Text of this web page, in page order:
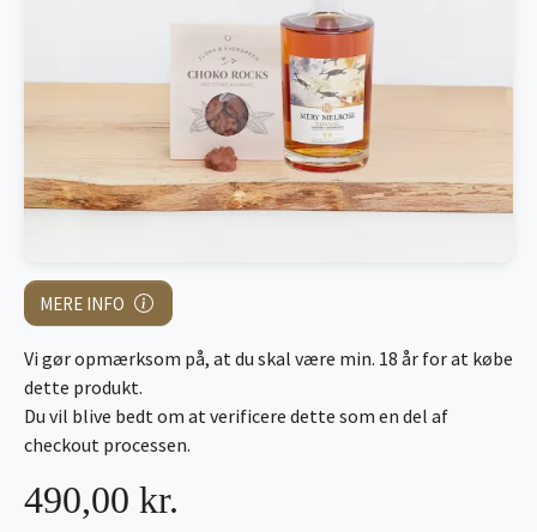
MERE INFO
490,00 kr.
Vi gør opmærksom på, at du skal være min. 18 år for at købe
dette produkt.
Du vil blive bedt om at verificere dette som en del af
checkout processen.